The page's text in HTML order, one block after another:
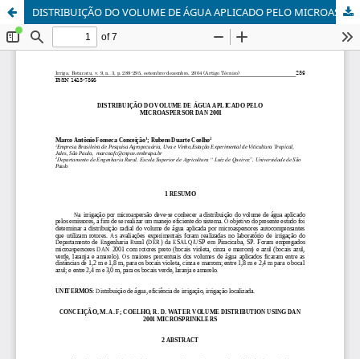
DISTRIBUIÇÃO DO VOLUME DE ÁGUA APLICADO PELO MICROASPERSOR DAN 2001